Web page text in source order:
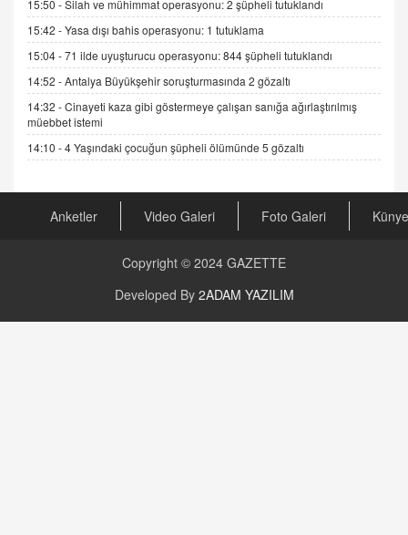
Şifacının Yolu
04.11.2025 12:56
AV. RÜMEYSA ÖZKALE
Kira Uyuşmazlıklarında Dava Açmadan Önce
Arabulucuya Başvuru Şartı
23.09.2023 16:30
Değişen yapısıyla Suriye
16.12.2024 14:16
GÜNLÜK BURÇ YORUMU
Boğa, İkizler ve Daha Fazlası!
20.11.2024 17:44
15:50 -Silah ve mühimmat operasyonu: 2 şüpheli tutuklandı
15:42 -Yasa dışı bahis operasyonu: 1 tutuklama
15:04 -71 ilde uyuşturucu operasyonu: 844 şüpheli tutuklandı
14:52 -Antalya Büyükşehir soruşturmasında 2 gözaltı
14:32 -Cinayeti kaza gibi göstermeye çalışan sanığa ağırlaştırılmış
müebbet istemi
14:10 -4 Yaşındaki çocuğun şüpheli ölümünde 5 gözaltı
Anketler Video Galeri Foto Galeri Künye
Copyright © 2024 GAZETTE
Developed By 2ADAM YAZILIM